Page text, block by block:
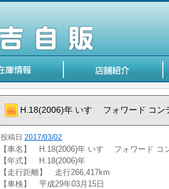
H.18(2006)年 いすゞ フォワード コ
投稿日 2017/03/02
【車名】 H.18(2006)年 いすゞ フォワード
【年式】 H.18(2006)年
【走行距離】 走行266,417km
【車検】 平成29年03月15日